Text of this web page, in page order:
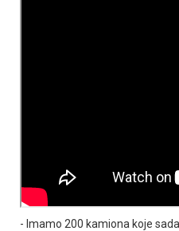
- Imamo 200 kamiona koje